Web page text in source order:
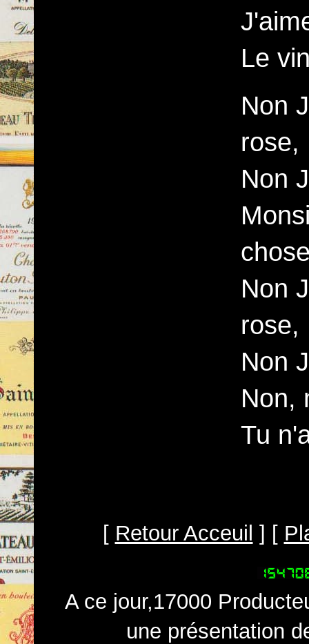
Le
Non
rose,
Non
Non
rose,
Non
Non,
Tu
[ Retour Acceuil ] [
A ce jour,17000
une présentation